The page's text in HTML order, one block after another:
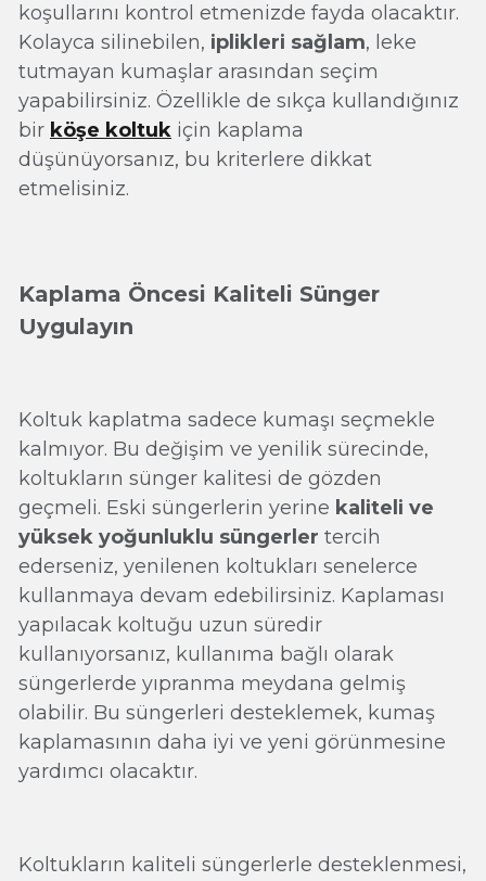
koşullarını kontrol etmenizde fayda olacaktır.
Kolayca silinebilen, iplikleri sağlam, leke
tutmayan kumaşlar arasından seçim
yapabilirsiniz. Özellikle de sıkça kullandığınız
bir köşe koltuk için kaplama
düşünüyorsanız, bu kriterlere dikkat
etmelisiniz.
Kaplama Öncesi Kaliteli Sünger
Uygulayın
Koltuk kaplatma sadece kumaşı seçmekle
kalmıyor. Bu değişim ve yenilik sürecinde,
koltukların sünger kalitesi de gözden
geçmeli. Eski süngerlerin yerine kaliteli ve
yüksek yoğunluklu süngerler tercih
ederseniz, yenilenen koltukları senelerce
kullanmaya devam edebilirsiniz. Kaplaması
yapılacak koltuğu uzun süredir
kullanıyorsanız, kullanıma bağlı olarak
süngerlerde yıpranma meydana gelmiş
olabilir. Bu süngerleri desteklemek, kumaş
kaplamasının daha iyi ve yeni görünmesine
yardımcı olacaktır.
Koltukların kaliteli süngerlerle desteklenmesi,